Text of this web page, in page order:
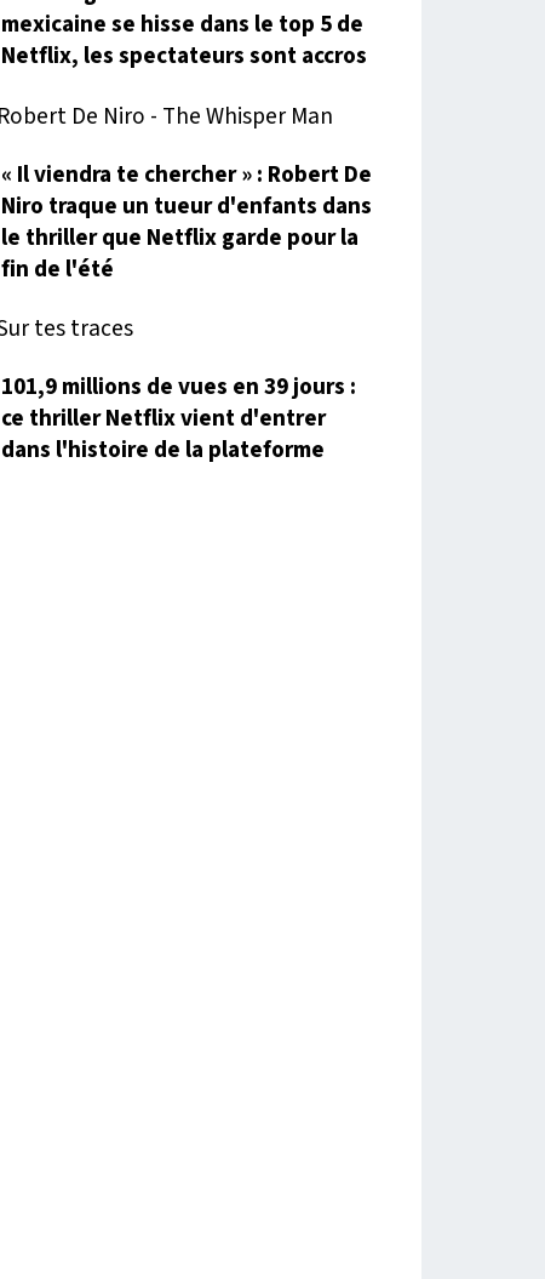
mexicaine se hisse dans le top 5 de
Netflix, les spectateurs sont accros
« Il viendra te chercher » : Robert De
Niro traque un tueur d'enfants dans
le thriller que Netflix garde pour la
fin de l'été
101,9 millions de vues en 39 jours :
ce thriller Netflix vient d'entrer
dans l'histoire de la plateforme